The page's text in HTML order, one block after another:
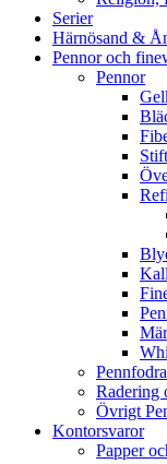
Serier
Härnösand &
Pennor och
Pennor
Radering
Övrigt
Kontorsvaror
Papper